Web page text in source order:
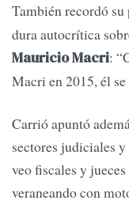
También recordó su
dura autocrítica
Mauricio Macri:
Macri en 2015, él
Carrió apuntó
sectores judiciales
veo fiscales y
veraneando con